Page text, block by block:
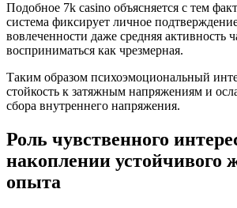
Подобное 7k casino объясняется с тем
система фиксирует личное
вовлеченности даже средняя активность
восприниматься как чрезмерная.
Таким образом психоэмоциональный
стойкость к затяжным напряжениям и
сбора внутреннего напряжения.
Роль чувственного
накоплении устойчивого
опыта